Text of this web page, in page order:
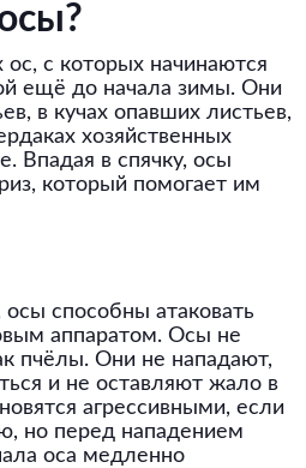
с которых начинаются
ещё до начала зимы. Они
в кучах опавших листьев,
хозяйственных
Впадая в спячку, осы
который помогает им
способны атаковать
аппаратом. Осы не
пчёлы. Они не нападают,
и не оставляют жало в
агрессивными, если
но перед нападением
оса медленно